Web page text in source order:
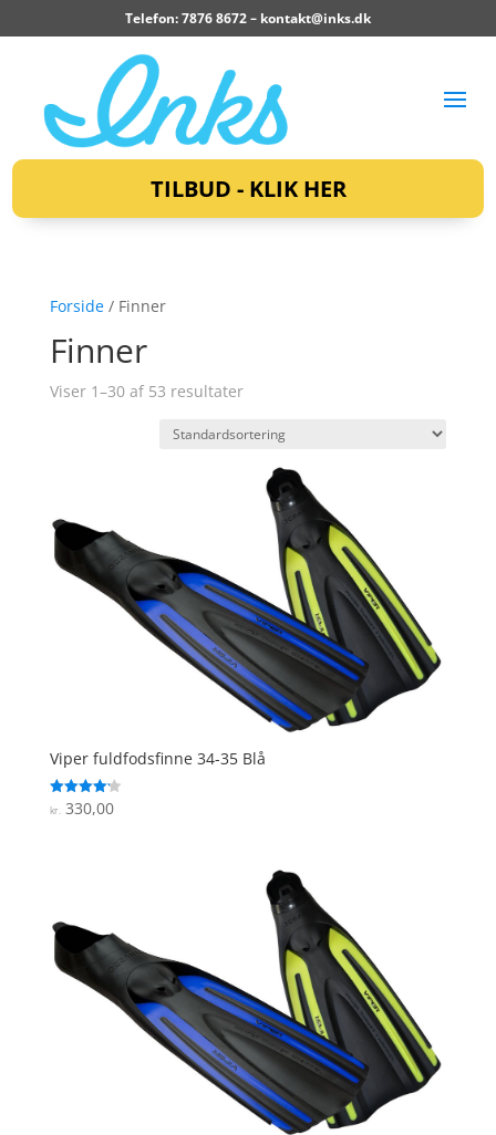
Telefon: 7876 8672 – kontakt@inks.dk
TILBUD - KLIK HER
Forside/ Finner
Finner
Viser 1–30 af 53 resultater
Viper fuldfodsfinne 34-35 Blå
Vurderet
4.2
kr.330,00